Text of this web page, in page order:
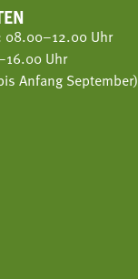
08.00–12.00 Uhr
Uhr
Anfang September)